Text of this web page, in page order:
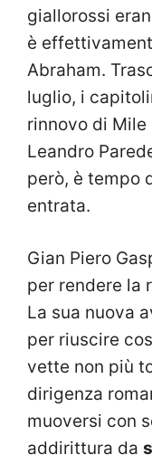
giallorossi
è
Abraham.
luglio, i
rinnovo di Mile
Leandro
però, è tempo
entrata.
Gian Piero
per rendere la
La sua nuova
per riuscire
vette non più
dirigenza
muoversi con
addirittura da